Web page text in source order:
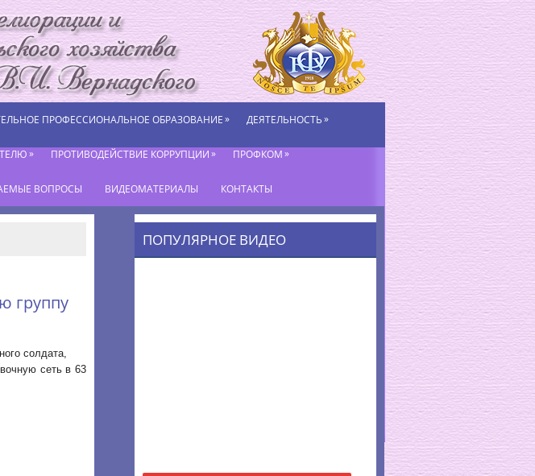
ПРОФЕССИОНАЛЬНОЕ ОБРАЗОВАНИЕ» ДЕЯТЕЛЬНОСТЬ»
» ПРОТИВОДЕЙСТВИЕ КОРРУПЦИИ» ПРОФКОМ»
ВОПРОСЫ ВИДЕОМАТЕРИАЛЫ КОНТАКТЫ
группу
солдата,
сеть в 63
ПОПУЛЯРНОЕ ВИДЕО